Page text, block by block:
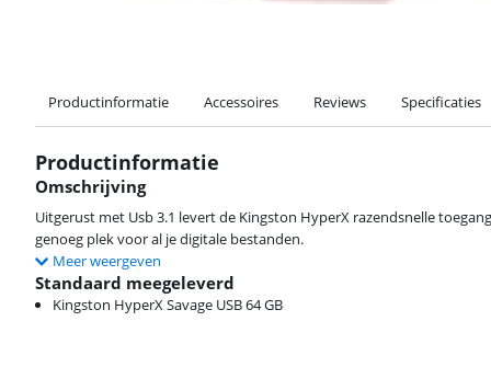
Productinformatie Accessoires Reviews Specificaties
Productinformatie
Omschrijving
Uitgerust met Usb 3.1 levert de Kingston HyperX razendsnelle
genoeg plek voor al je digitale bestanden.
Meer weergeven
Standaard meegeleverd
Kingston HyperX Savage USB 64 GB